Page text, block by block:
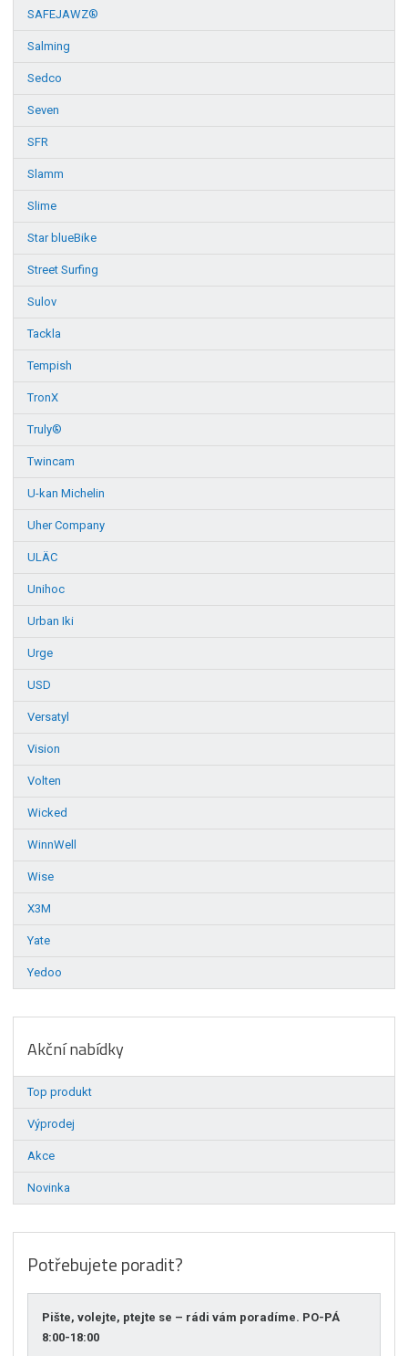
SAFEJAWZ®
Salming
Sedco
Seven
SFR
Slamm
Slime
Star blueBike
Street Surfing
Sulov
Tackla
Tempish
TronX
Truly®
Twincam
U-kan Michelin
Uher Company
ULÄC
Unihoc
Urban Iki
Urge
USD
Versatyl
Vision
Volten
Wicked
WinnWell
Wise
X3M
Yate
Yedoo
Akční nabídky
Top produkt
Výprodej
Akce
Novinka
Potřebujete poradit?
Pište, volejte, ptejte se – rádi vám poradíme. PO-PÁ
8:00-18:00